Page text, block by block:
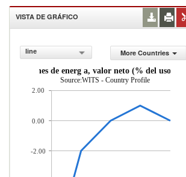
VISTA DE GRÁFICO
line
More Countries
de energ a, valor neto (% del uso de
Source:WITS - Country Profile
2.00
0.00
-2.00